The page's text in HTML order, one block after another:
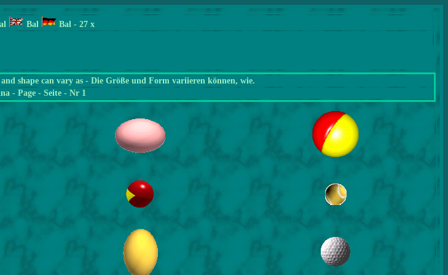
Bal Bal - 27 x
shape can vary as - Die Größe und Form variieren können, wie.
- Page - Seite - Nr 1